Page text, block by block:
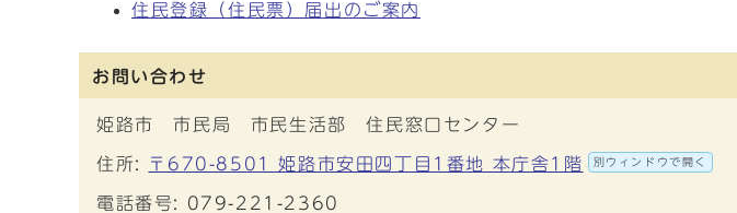
住民登録（住民票）届出のご案内
お問い合わせ
姫路市 市民局 市民生活部 住民窓口センター
住所: 〒670-8501 姫路市安田四丁目1番地 本庁舎1階 別ウィンドウで開く
電話番号: 079-221-2360